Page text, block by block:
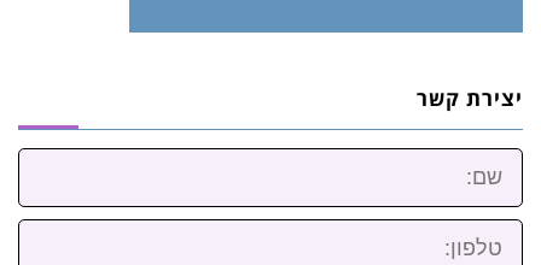
יצירת קשר
שם:
טלפון: